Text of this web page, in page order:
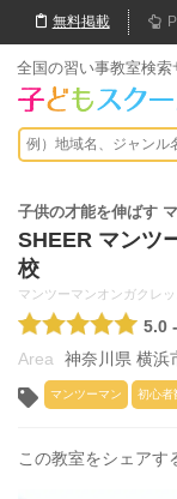
無料掲載
全国の習い事教室検索
子供の才能を伸ばす
SHEER マンツ
校
マンツーマンオンガクレ
5.0 -
神奈川県 横浜
マンツーマン 初心者
この教室をシェアす